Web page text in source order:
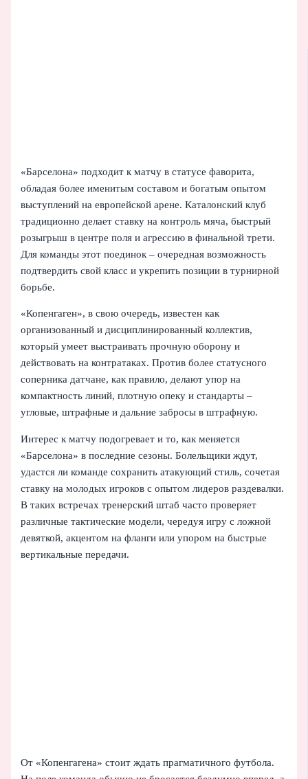
«Барселона» подходит к матчу в статусе фаворита,
обладая более именитым составом и богатым опытом
выступлений на европейской арене. Каталонский клуб
традиционно делает ставку на контроль мяча, быстрый
розыгрыш в центре поля и агрессию в финальной трети.
Для команды этот поединок – очередная возможность
подтвердить свой класс и укрепить позиции в турнирной
борьбе.
«Копенгаген», в свою очередь, известен как
организованный и дисциплинированный коллектив,
который умеет выстраивать прочную оборону и
действовать на контратаках. Против более статусного
соперника датчане, как правило, делают упор на
компактность линий, плотную опеку и стандарты –
угловые, штрафные и дальние забросы в штрафную.
Интерес к матчу подогревает и то, как меняется
«Барселона» в последние сезоны. Болельщики ждут,
удастся ли команде сохранить атакующий стиль, сочетая
ставку на молодых игроков с опытом лидеров раздевалки.
В таких встречах тренерский штаб часто проверяет
различные тактические модели, чередуя игру с ложной
девяткой, акцентом на фланги или упором на быстрые
вертикальные передачи.
От «Копенгагена» стоит ждать прагматичного футбола.